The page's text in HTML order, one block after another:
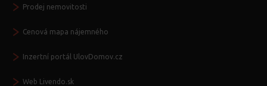
Prodej nemovitosti
Cenová mapa nájemného
Inzertní portál UlovDomov.cz
Web Livendo.sk